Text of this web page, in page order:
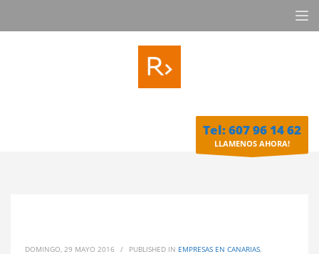
Tel: 607 96 14 62
LLAMENOS AHORA!
DOMINGO, 29 MAYO 2016 / PUBLISHED IN EMPRESAS EN CANARIAS,